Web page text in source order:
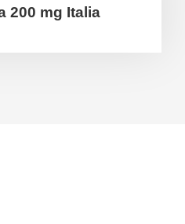
200 mg Italia